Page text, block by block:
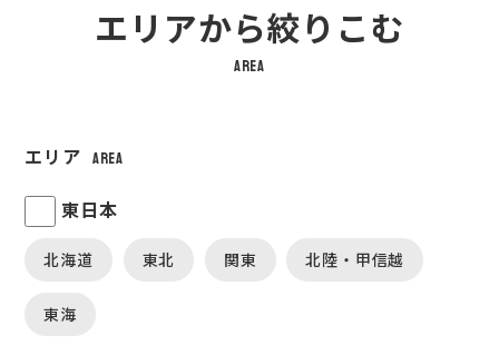
エリアから絞りこむ
area
エリア area
東日本
北海道 東北 関東 北陸・甲信越
東海